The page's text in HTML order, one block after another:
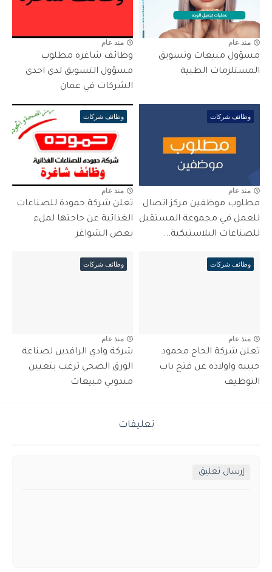
منذ عام
مسؤول مبيعات وتسويق
المستلزمات الطبية
منذ عام
وظائف شاغرة مطلوب
مسؤول التسويق لدى احدى
الشركات في عمان
وظائف شركات
منذ عام
مطلوب موظفين مركز اتصال
للعمل في مجموعة المستقبل
للصناعات البلاستيكية...
وظائف شركات
منذ عام
تعلن شركة حمودة للصناعات
الغذائية عن حاجتها لملء
بعض الشواغر
وظائف شركات
منذ عام
تعلن شركة الحاج محمود
حبيبه واولاده عن فتح باب
التوظيف
وظائف شركات
منذ عام
شركة وادي الرافدين لصناعة
الورق الصحي ترغب بتعيين
مندوبي مبيعات
تعليقات
إرسال تعليق